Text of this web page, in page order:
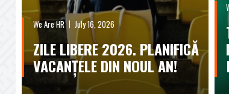
We Are HR July 16, 2026
ZILE LIBERE 2026. PLANIFICĂ
VACANȚELE DIN NOUL AN!